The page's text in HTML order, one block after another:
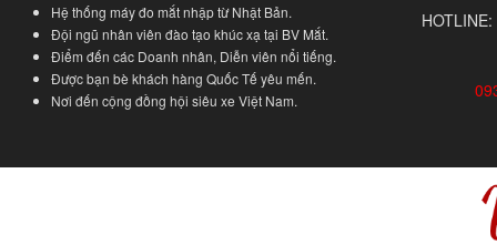
Hệ thống máy đo mắt nhập từ Nhật Bản.
Đội ngũ nhân viên đào tạo khúc xạ tại BV Mắt.
Điểm đến các Doanh nhân, Diễn viên nổi tiếng.
Được bạn bè khách hàng Quốc Tế yêu mến.
Nơi đến cộng đồng hội siêu xe Việt Nam.
HOTLINE: